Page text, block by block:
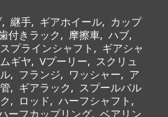
, 継手, ギアホイール, カップ
付きラック, 摩擦車, ハブ,
スプラインシャフト , ギアシャ
ギヤ, Vプーリー, スクリュ
, フランジ, ワッシャー, ア
, ギアラック, スプールバル
, ロッド, ハーフシャフト ,
ーフカップリング, ベアリン